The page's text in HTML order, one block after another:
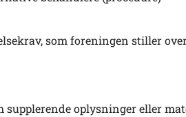
som foreningen stiller
oplysninger eller